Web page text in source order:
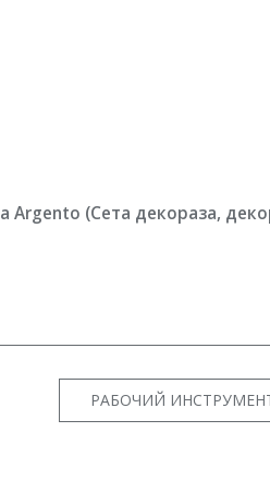
Argento (Сета декораза,
РАБОЧИЙ